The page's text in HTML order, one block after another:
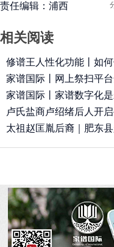
责任编辑：浦西
相关阅读
修谱王人性化功能丨如
家谱国际丨网上祭扫平
APP
(2020/3/25)
家谱国际丨家谱数字化
卢氏盐商卢绍绪后人开
太祖赵匡胤后裔｜肥东